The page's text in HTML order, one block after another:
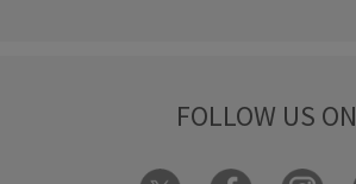
FOLLOW US ON